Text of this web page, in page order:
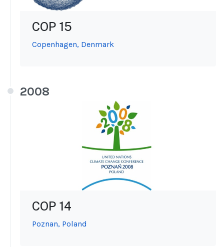
COP 15
Copenhagen, Denmark
2008
COP 14
Poznan, Poland